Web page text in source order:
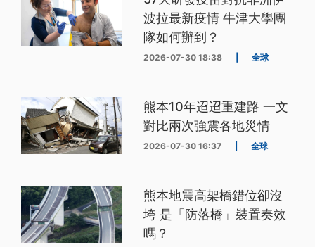
波拉最新疫情 牛津大學團
隊如何辦到？
2026-07-30 18:38 全球
熊本10年迢迢重建路 一文
對比兩次強震各地災情
2026-07-30 16:37 全球
熊本地震高架橋錯位卻沒
垮 是「防落橋」裝置奏效
嗎？